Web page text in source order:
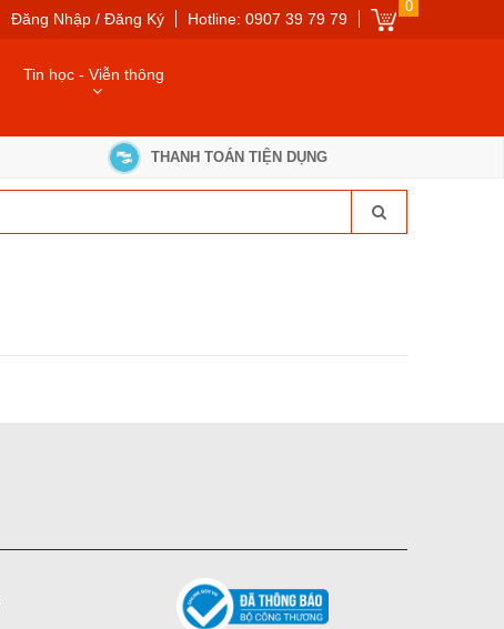
0
Hotline: 0907 39 79 79
Đăng Nhập / Đăng Ký
Tin học - Viễn thông
THANH TOÁN TIỆN DỤNG